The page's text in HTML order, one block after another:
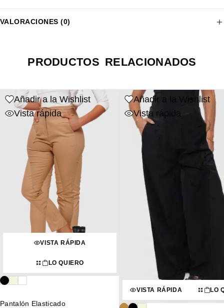
VALORACIONES (0)
PRODUCTOS RELACIONADOS
Añadir a la Wishlist
Vista rápida
VISTA RÁPIDA
LO QUIERO
Pantalón Elasticado
Añadir a la Wishlist
Vista rápida
VISTA RÁPIDA LO